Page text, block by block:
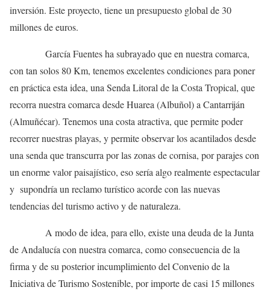
inversión. Este proyecto, tiene un presupuesto global de 30
millones de euros.
García Fuentes ha subrayado que en nuestra comarca,
con tan solos 80 Km, tenemos excelentes condiciones para poner
en práctica esta idea, una Senda Litoral de la Costa Tropical, que
recorra nuestra comarca desde Huarea (Albuñol) a Cantarriján
(Almuñécar). Tenemos una costa atractiva, que permite poder
recorrer nuestras playas, y permite observar los acantilados desde
una senda que transcurra por las zonas de cornisa, por parajes con
un enorme valor paisajístico, eso sería algo realmente espectacular
y supondría un reclamo turístico acorde con las nuevas
tendencias del turismo activo y de naturaleza.
A modo de idea, para ello, existe una deuda de la Junta
de Andalucía con nuestra comarca, como consecuencia de la
firma y de su posterior incumplimiento del Convenio de la
Iniciativa de Turismo Sostenible, por importe de casi 15 millones